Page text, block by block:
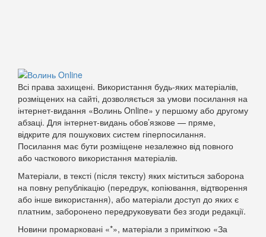
Всі права захищені. Використання будь-яких матеріалів,
розміщених на сайті, дозволяється за умови посилання на
інтернет-видання «Волинь Online» у першому або другому
абзаці. Для інтернет-видань обов’язкове — пряме,
відкрите для пошукових систем гіперпосилання.
Посилання має бути розміщене незалежно від повного
або часткового використання матеріалів.
Матеріали, в тексті (після тексту) яких міститься заборона
на повну републікацію (передрук, копіювання, відтворення
або інше використання), або матеріали доступ до яких є
платним, заборонено передруковувати без згоди редакції.
Новини промарковані «*», матеріали з приміткою «За